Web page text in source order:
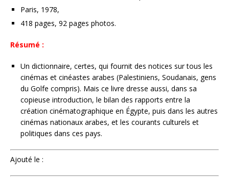
Paris, 1978,
418 pages, 92 pages photos.
Résumé :
Un dictionnaire, certes, qui fournit des notices sur tous les
cinémas et cinéastes arabes (Palestiniens, Soudanais, gens
du Golfe compris). Mais ce livre dresse aussi, dans sa
copieuse introduction, le bilan des rapports entre la
création cinématographique en Égypte, puis dans les autres
cinémas nationaux arabes, et les courants culturels et
politiques dans ces pays.
Ajouté le :